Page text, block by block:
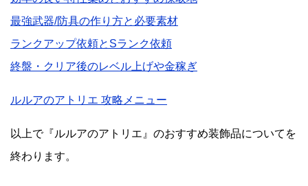
最強武器/防具の作り方と必要素材
ランクアップ依頼とSランク依頼
終盤・クリア後のレベル上げや金稼ぎ
ルルアのアトリエ 攻略メニュー
以上で『ルルアのアトリエ』のおすすめ装飾品についてを
終わります。